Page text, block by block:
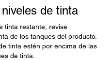
de tinta
tinta restante, revise
de los tanques del producto.
tinta estén por encima de las
de tinta.